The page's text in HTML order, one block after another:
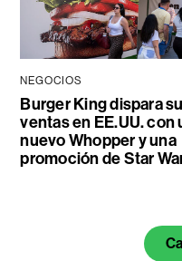
NEGOCIOS
Burger King dispara
ventas en EE.UU. con
nuevo Whopper y una
promoción de Star